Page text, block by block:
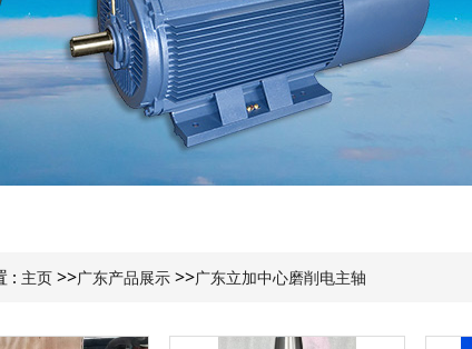
: 主页 >>广东产品展示 >>广东立加中心磨削电主轴